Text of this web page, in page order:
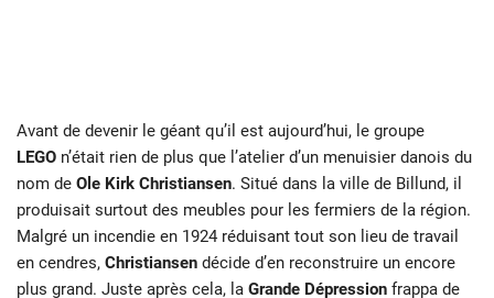
Avant de devenir le géant qu’il est aujourd’hui, le groupe
LEGO n’était rien de plus que l’atelier d’un menuisier danois du
nom de Ole Kirk Christiansen. Situé dans la ville de Billund, il
produisait surtout des meubles pour les fermiers de la région.
Malgré un incendie en 1924 réduisant tout son lieu de travail
en cendres, Christiansen décide d’en reconstruire un encore
plus grand. Juste après cela, la Grande Dépression frappa de